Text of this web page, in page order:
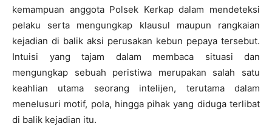
kemampuan anggota Polsek Kerkap dalam mendeteksi
pelaku serta mengungkap klausul maupun rangkaian
kejadian di balik aksi perusakan kebun pepaya tersebut.
Intuisi yang tajam dalam membaca situasi dan
mengungkap sebuah peristiwa merupakan salah satu
keahlian utama seorang intelijen, terutama dalam
menelusuri motif, pola, hingga pihak yang diduga terlibat
di balik kejadian itu.